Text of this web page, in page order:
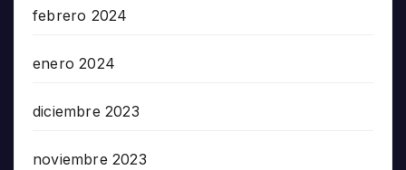
febrero 2024
enero 2024
diciembre 2023
noviembre 2023